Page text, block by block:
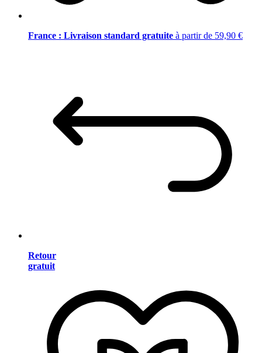
France : Livraison standard gratuite à partir de 59,90 €
Retour
gratuit